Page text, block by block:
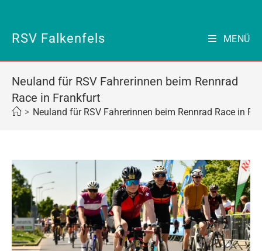
springen
RSV Falkenfels MENÜ
Neuland für RSV Fahrerinnen beim Rennrad
Race in Frankfurt
> Neuland für RSV Fahrerinnen beim Rennrad Race in